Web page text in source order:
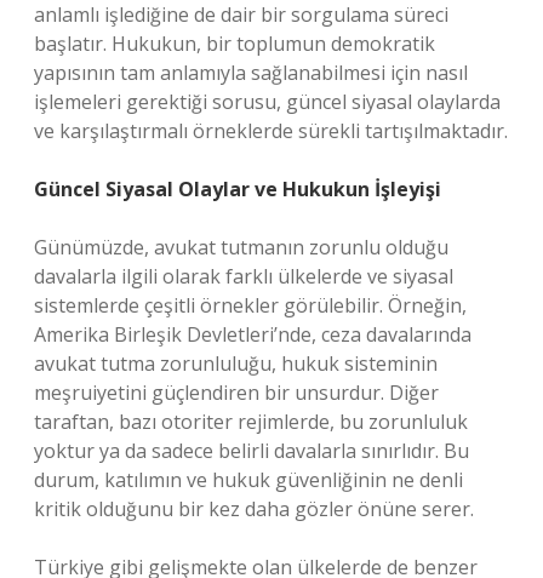
anlamlı işlediğine de dair bir sorgulama süreci
başlatır. Hukukun, bir toplumun demokratik
yapısının tam anlamıyla sağlanabilmesi için nasıl
işlemeleri gerektiği sorusu, güncel siyasal olaylarda
ve karşılaştırmalı örneklerde sürekli tartışılmaktadır.
Güncel Siyasal Olaylar ve Hukukun İşleyişi
Günümüzde, avukat tutmanın zorunlu olduğu
davalarla ilgili olarak farklı ülkelerde ve siyasal
sistemlerde çeşitli örnekler görülebilir. Örneğin,
Amerika Birleşik Devletleri’nde, ceza davalarında
avukat tutma zorunluluğu, hukuk sisteminin
meşruiyetini güçlendiren bir unsurdur. Diğer
taraftan, bazı otoriter rejimlerde, bu zorunluluk
yoktur ya da sadece belirli davalarla sınırlıdır. Bu
durum, katılımın ve hukuk güvenliğinin ne denli
kritik olduğunu bir kez daha gözler önüne serer.
Türkiye gibi gelişmekte olan ülkelerde de benzer